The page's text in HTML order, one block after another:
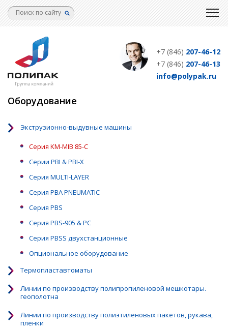
Перейти
к
+7 (846) 207-46-12
+7 (846) 207-46-13
info@polypak.ru
Оборудование
Экструзионно-выдувные машины
Серия KM-MIB 85-C
Серии PBI & PBI-X
Серия MULTI-LAYER
Серия PBA PNEUMATIC
Серия PBS
Серия PBS-905 & PC
Серия PBSS двухстанционные
Опциональное оборудование
Термопластавтоматы
Линии по производству полипропиленовой мешкотары.
геополотна
Линии по производству полиэтиленовых пакетов, рукава,
пленки